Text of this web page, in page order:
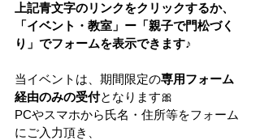
上記青文字のリンクをクリックするか、
「イベント・教室」ー「親子で門松づく
り」でフォームを表示できます♪
当イベントは、期間限定の専用フォーム
経由のみの受付となります🎀
PCやスマホから氏名・住所等をフォーム
にご入力頂き、